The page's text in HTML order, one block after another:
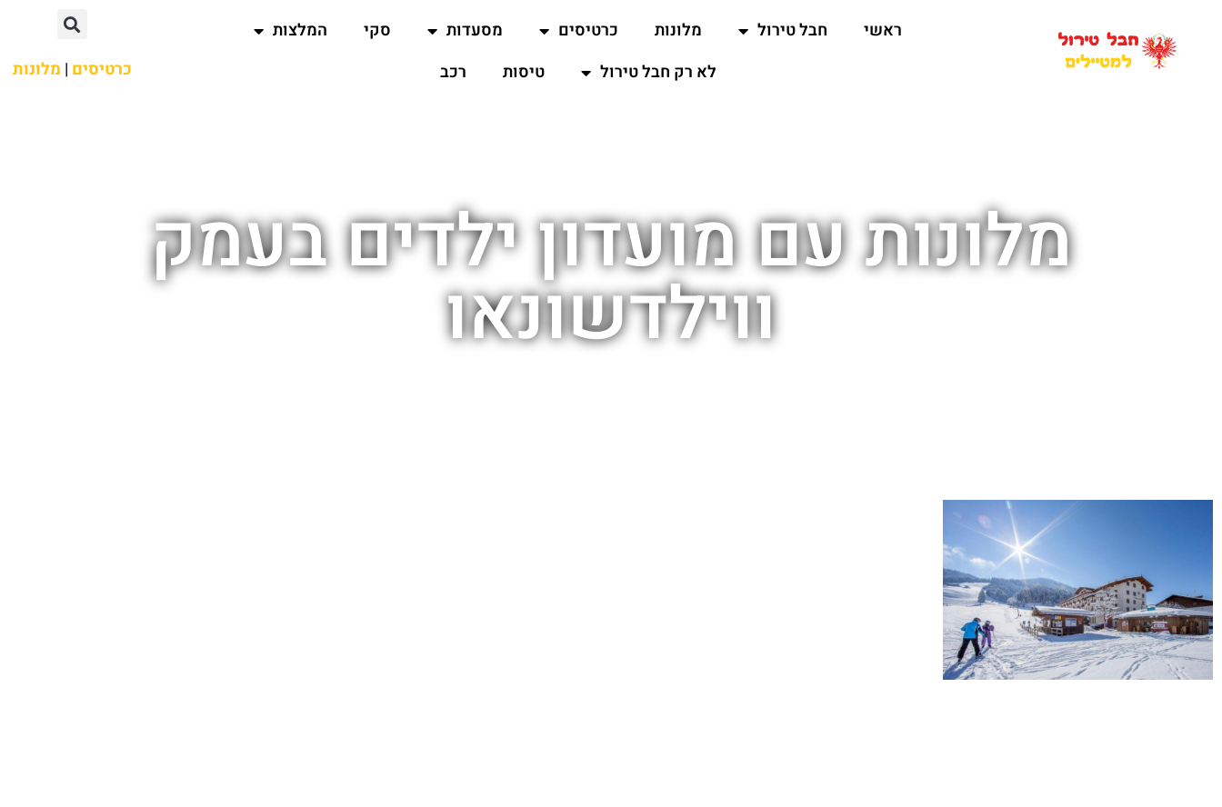
ראשי חבל טירול מלונות כרטיסים מסעדות סקי
המלצות
לא רק חבל טירול
טיסות רכב כרטיסים | מלונות
מלונות עם מועדון ילדים בעמק
ווילדשונאו